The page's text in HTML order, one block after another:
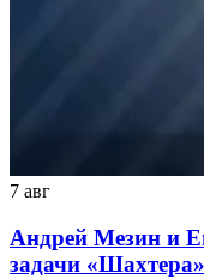
7 авг
Андрей Мезин и
задачи